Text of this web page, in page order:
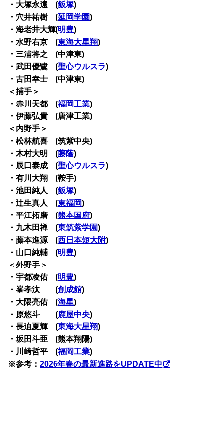
・大塚永遠 (飯塚)
・穴井祐樹 (延岡学園)
・海老井大輝(明豊)
・水野右京 (東海大星翔)
・三浦将之 (中津東)
・武田優鷺 (聖心ウルスラ)
・古田幸士 (中津東)
＜捕手＞
・赤川天都 (福岡工業)
・伊藤弘貴 (唐津工業)
＜内野手＞
・松林航喜 (筑紫中央)
・木村大明 (藤蔭)
・辰口泰成 (聖心ウルスラ)
・有川大翔 (鞍手)
・池田純人 (飯塚)
・辻生真人 (東福岡)
・平江拓磨 (熊本国府)
・九木田禅 (東筑紫学園)
・藤本進源 (西日本短大附)
・山口純輔 (明豊)
＜外野手＞
・宇都凌佑 (明豊)
・峯孝汰 (創成館)
・大隈亮佑 (海星)
・原悠斗 (鹿屋中央)
・長迫夏輝 (東海大星翔)
・坂田斗亜 (熊本翔陽)
・川﨑哲平 (福岡工業)
※参考：2026年春の最新進路をUPDATE中